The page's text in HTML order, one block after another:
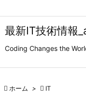
最新IT技術情報
Coding Changes the
 ホーム >  IT